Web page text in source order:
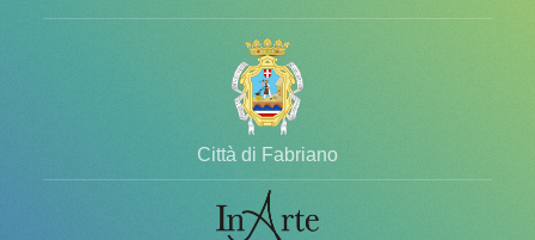
Città di Fabriano